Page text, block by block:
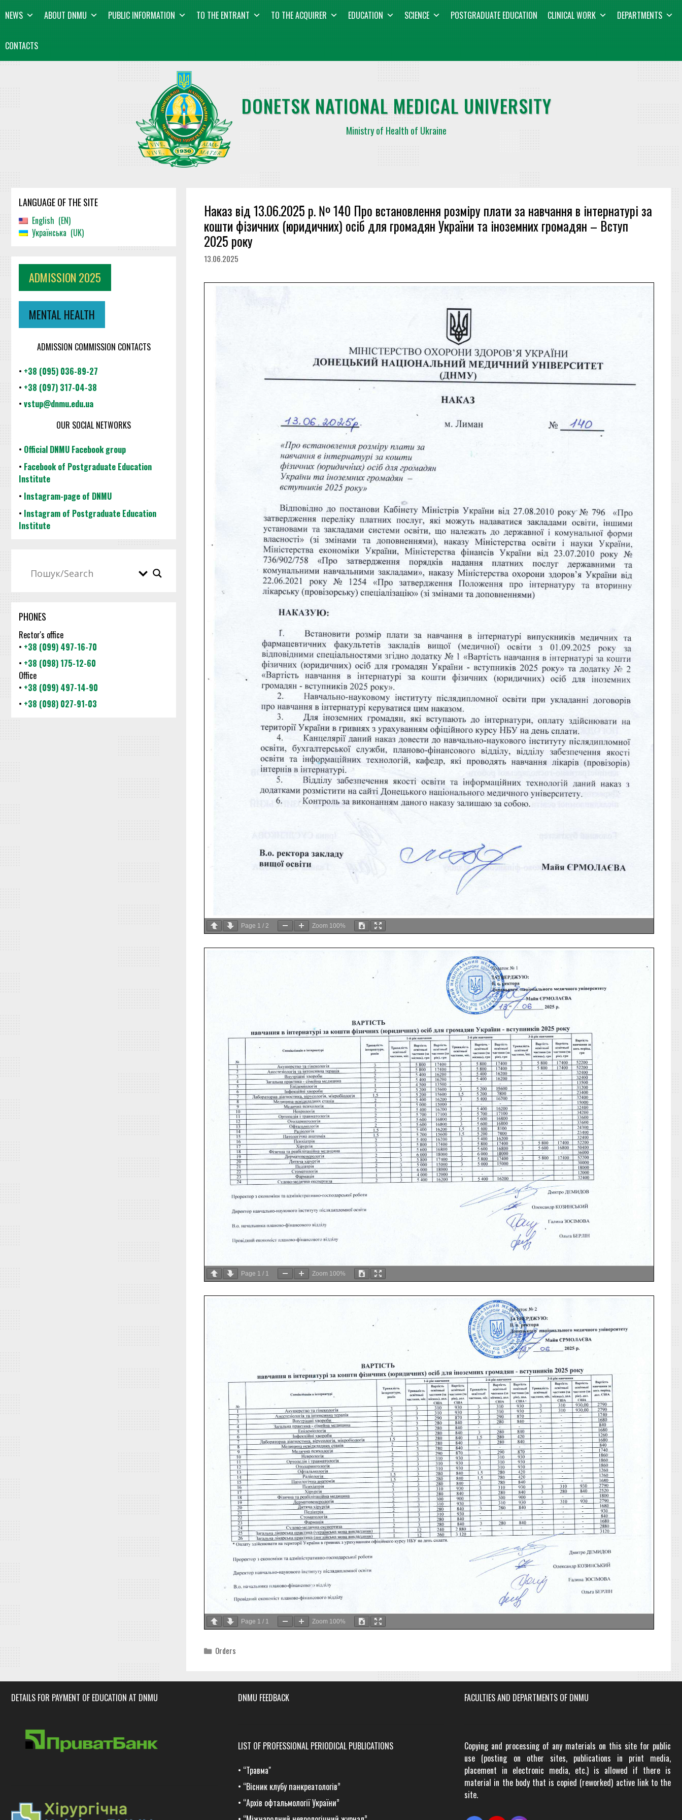
toNEWS ABOUT DNMU PUBLIC INFORMATION TO THE ENTRANT TO THE ACQUIRER EDUCATION SCIENCE POSTGRADUATE EDUCATION CLINICAL WORK DEPARTMENTS
CONTACTS
DONETSK NATIONAL MEDICAL UNIVERSITY
Ministry of Health of Ukraine
Наказ від 13.06.2025 р. № 140 Про встановлення розміру плати за навчання в інтернатурі за
кошти фізичних (юридичних) осіб для громадян України та іноземних громадян – Вступ
2025 року
13.06.2025
Page 1 / 2 Zoom 100%
Page 1 / 1 Zoom 100%
Page 1 / 1 Zoom 100%
Categories
Orders
LANGUAGE OF THE SITE
English
EN
Українська
UK
ADMISSION 2025
MENTAL HEALTH
ADMISSION COMMISSION CONTACTS
• +38 (095) 036-89-27
• +38 (097) 317-04-38
• vstup@dnmu.edu.ua
OUR SOCIAL NETWORKS
• Official DNMU Facebook group
• Facebook of Postgraduate Education
Institute
• Instagram-page of DNMU
• Instagram of Postgraduate Education
Institute
PHONES
Rector's office
• +38 (099) 497-16-70
• +38 (098) 175-12-60
Office
• +38 (099) 497-14-90
• +38 (098) 027-91-03
DETAILS FOR PAYMENT OF EDUCATION AT DNMU DNMU FEEDBACK
LIST OF PROFESSIONAL PERIODICAL PUBLICATIONS
• “Травма"
• “Вісник клубу панкреатологів”
• “Архів офтальмології України”
FACULTIES AND DEPARTMENTS OF DNMU
Copying and processing of any materials on this site for public
use (posting on other sites, publications in print media,
placement in electronic media, etc.) is allowed if there is
material in the body that is copied (reworked) active link to the
site.